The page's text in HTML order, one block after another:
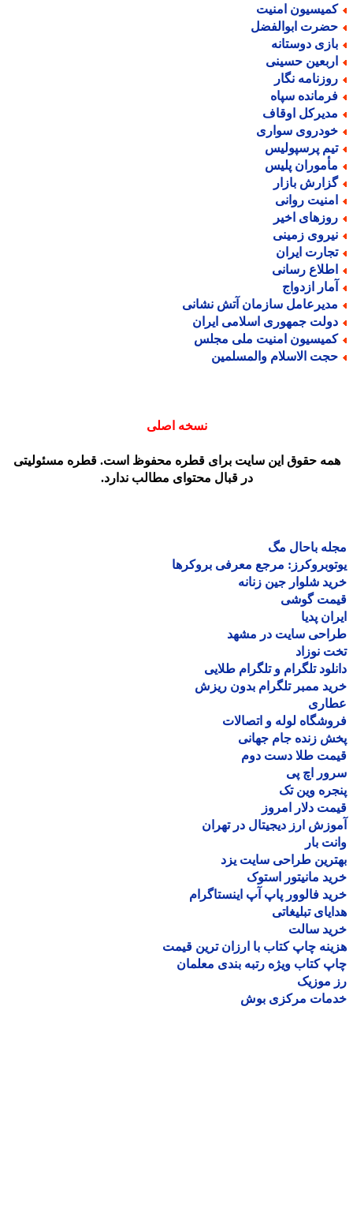
امنیت
ابوالفضل
دوستانه
حسینی
نگار
سپاه
اوقاف
سواری
پرسپولیس
پلیس
بازار
روانی
اخیر
زمینی
ایران
رسانی
ازدواج
سازمان آتش نشانی
جمهوری اسلامی ایران
امنیت ملی مجلس
الاسلام والمسلمین
نسخه اصلی
حقوق این سایت برای قطره محفوظ است. قطره مسئولیتی
در قبال محتوای مطالب ندارد.
باحال مگ
مرجع معرفی بروکرها
شلوار جین زنانه
گوشی
پدیا
سایت در مشهد
نوزاد
تلگرام و تلگرام طلایی
ممبر تلگرام بدون ریزش
لوله و اتصالات
زنده جام جهانی
طلا دست دوم
اچ پی
وین تک
دلار امروز
ارز دیجیتال در تهران
بار
طراحی سایت یزد
مانیتور استوک
فالوور پاپ آپ اینستاگرام
تبلیغاتی
سالت
چاپ کتاب با ارزان ترین قیمت
کتاب ویژه رتبه بندی معلمان
موزیک
مرکزی بوش